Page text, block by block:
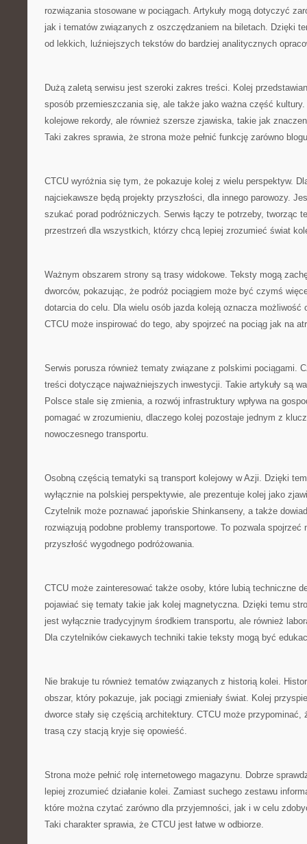
rozwiązania stosowane w pociągach. Artykuły mogą dotyczyć
jak i tematów związanych z oszczędzaniem na biletach. Dzięki
od lekkich, luźniejszych tekstów do bardziej analitycznych
Dużą zaletą serwisu jest szeroki zakres treści. Kolej
sposób przemieszczania się, ale także jako ważna część kultury.
kolejowe rekordy, ale również szersze zjawiska, takie jak
Taki zakres sprawia, że strona może pełnić funkcję zarówno
CTCU wyróżnia się tym, że pokazuje kolej z wielu perspektyw.
najciekawsze będą projekty przyszłości, dla innego parowozy.
szukać porad podróżniczych. Serwis łączy te potrzeby, tworząc
przestrzeń dla wszystkich, którzy chcą lepiej zrozumieć świat
Ważnym obszarem strony są trasy widokowe. Teksty mogą
dworców, pokazując, że podróż pociągiem może być czymś
dotarcia do celu. Dla wielu osób jazda koleją oznacza możliwość
CTCU może inspirować do tego, aby spojrzeć na pociąg jak na
Serwis porusza również tematy związane z polskimi pociągami.
treści dotyczące najważniejszych inwestycji. Takie artykuły są
Polsce stale się zmienia, a rozwój infrastruktury wpływa na
pomagać w zrozumieniu, dlaczego kolej pozostaje jednym z
nowoczesnego transportu.
Osobną częścią tematyki są transport kolejowy w Azji. Dzięki
wyłącznie na polskiej perspektywie, ale prezentuje kolej jako
Czytelnik może poznawać japońskie Shinkanseny, a także
rozwiązują podobne problemy transportowe. To pozwala
przyszłość wygodnego podróżowania.
CTCU może zainteresować także osoby, które lubią techniczne
pojawiać się tematy takie jak kolej magnetyczna. Dzięki temu
jest wyłącznie tradycyjnym środkiem transportu, ale również
Dla czytelników ciekawych techniki takie teksty mogą być
Nie brakuje tu również tematów związanych z historią kolei.
obszar, który pokazuje, jak pociągi zmieniały świat. Kolej
dworce stały się częścią architektury. CTCU może
trasą czy stacją kryje się opowieść.
Strona może pełnić rolę internetowego magazynu. Dobrze
lepiej zrozumieć działanie kolei. Zamiast suchego zestawu
które można czytać zarówno dla przyjemności, jak i w celu
Taki charakter sprawia, że CTCU jest łatwe w odbiorze.